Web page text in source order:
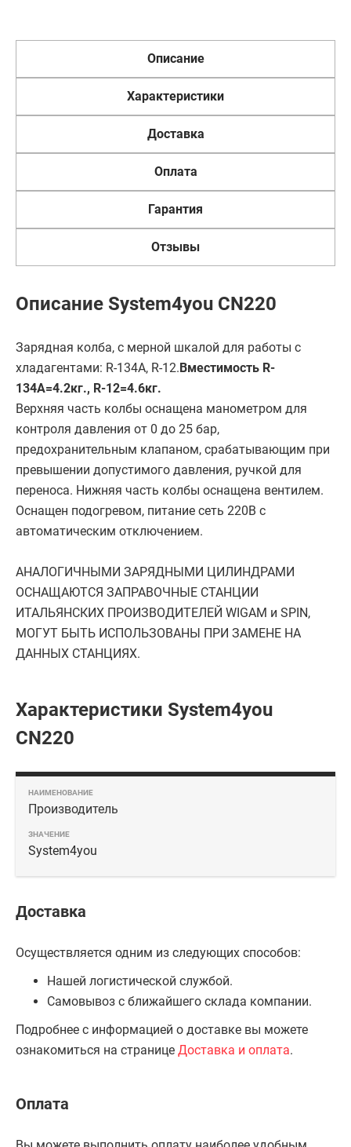
Описание
Характеристики
Доставка
Оплата
Гарантия
Отзывы
Описание System4you CN220
Зарядная колба, с мерной шкалой для работы с
хладагентами: R-134А, R-12.Вместимость R-
134А=4.2кг., R-12=4.6кг.
Верхняя часть колбы оснащена манометром для
контроля давления от 0 до 25 бар,
предохранительным клапаном, срабатывающим при
превышении допустимого давления, ручкой для
переноса. Нижняя часть колбы оснащена вентилем.
Оснащен подогревом, питание сеть 220В c
автоматическим отключением.
АНАЛОГИЧНЫМИ ЗАРЯДНЫМИ ЦИЛИНДРАМИ
ОСНАЩАЮТСЯ ЗАПРАВОЧНЫЕ СТАНЦИИ
ИТАЛЬЯНСКИХ ПРОИЗВОДИТЕЛЕЙ WIGAM и SPIN,
МОГУТ БЫТЬ ИСПОЛЬЗОВАНЫ ПРИ ЗАМЕНЕ НА
ДАННЫХ СТАНЦИЯХ.
Характеристики System4you
CN220
Производитель
System4you
Доставка
Осуществляется одним из следующих способов:
Нашей логистической службой.
Самовывоз с ближайшего склада компании.
Подробнее с информацией о доставке вы можете
ознакомиться на странице Доставка и оплата.
Оплата